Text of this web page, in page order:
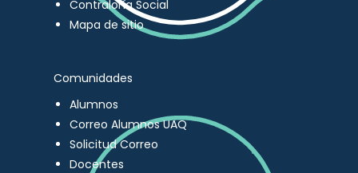
Contraloría Social
Mapa de sitio
Comunidades
Alumnos
Correo Alumnos UAQ
Solicitud Correo
Docentes